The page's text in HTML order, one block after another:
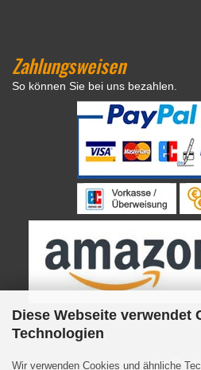
Diese Webseite verwendet
Technologien
Wir verwenden Cookies und ähnliche
Zahlungsweisen
So können Sie bei uns bezahlen.
Internetshopby